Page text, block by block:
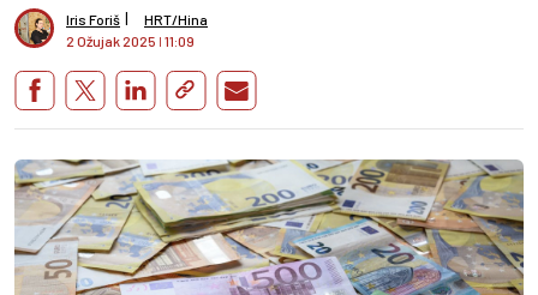
Iris Foriš I
HRT/Hina
2 Ožujak 2025 I 11:09